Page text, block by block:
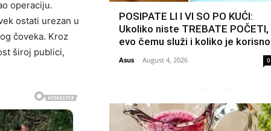
operaciju.
ostati urezan u
čoveka. Kroz
široj publici,
POSIPATE LI I VI SO PO KUĆI:
Ukoliko niste TREBATE POČETI,
evo čemu služi i koliko je
Asus - August 4, 2026 0